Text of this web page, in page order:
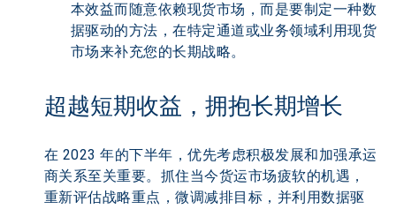
本效益而随意依赖现货市场，而是要制定一种数
据驱动的方法，在特定通道或业务领域利用现货
市场来补充您的长期战略。
超越短期收益，拥抱长期增长
在 2023 年的下半年，优先考虑积极发展和加强承运
商关系至关重要。抓住当今货运市场疲软的机遇，
重新评估战略重点，微调减排目标，并利用数据驱